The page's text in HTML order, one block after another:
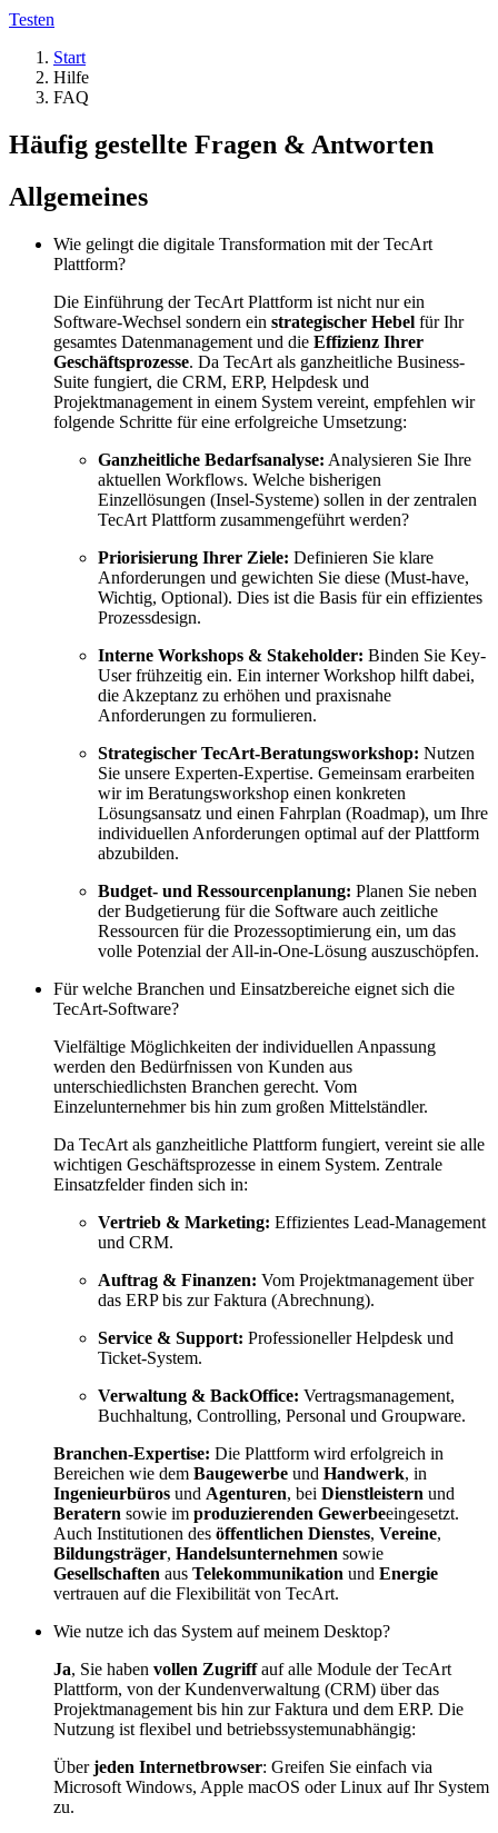
Testen
Start
Hilfe
FAQ
Häufig gestellte Fragen & Antworten
Allgemeines
Wie gelingt die digitale Transformation mit der TecArt
Plattform?
Die Einführung der TecArt Plattform ist nicht nur ein
Software-Wechsel sondern ein strategischer Hebel für Ihr
gesamtes Datenmanagement und die Effizienz Ihrer
Geschäftsprozesse. Da TecArt als ganzheitliche Business-
Suite fungiert, die CRM, ERP, Helpdesk und
Projektmanagement in einem System vereint, empfehlen wir
folgende Schritte für eine erfolgreiche Umsetzung:
Ganzheitliche Bedarfsanalyse: Analysieren Sie Ihre
aktuellen Workflows. Welche bisherigen
Einzellösungen (Insel-Systeme) sollen in der zentralen
TecArt Plattform zusammengeführt werden?
Priorisierung Ihrer Ziele: Definieren Sie klare
Anforderungen und gewichten Sie diese (Must-have,
Wichtig, Optional). Dies ist die Basis für ein effizientes
Prozessdesign.
Interne Workshops & Stakeholder: Binden Sie Key-
User frühzeitig ein. Ein interner Workshop hilft dabei,
die Akzeptanz zu erhöhen und praxisnahe
Anforderungen zu formulieren.
Strategischer TecArt-Beratungsworkshop: Nutzen
Sie unsere Experten-Expertise. Gemeinsam erarbeiten
wir im Beratungsworkshop einen konkreten
Lösungsansatz und einen Fahrplan (Roadmap), um Ihre
individuellen Anforderungen optimal auf der Plattform
abzubilden.
Budget- und Ressourcenplanung: Planen Sie neben
der Budgetierung für die Software auch zeitliche
Ressourcen für die Prozessoptimierung ein, um das
volle Potenzial der All-in-One-Lösung auszuschöpfen.
Für welche Branchen und Einsatzbereiche eignet sich die
TecArt-Software?
Vielfältige Möglichkeiten der individuellen Anpassung
werden den Bedürfnissen von Kunden aus
unterschiedlichsten Branchen gerecht. Vom
Einzelunternehmer bis hin zum großen Mittelständler.
Da TecArt als ganzheitliche Plattform fungiert, vereint sie alle
wichtigen Geschäftsprozesse in einem System. Zentrale
Einsatzfelder finden sich in:
Vertrieb & Marketing: Effizientes Lead-Management
und CRM.
Auftrag & Finanzen: Vom Projektmanagement über
das ERP bis zur Faktura (Abrechnung).
Service & Support: Professioneller Helpdesk und
Ticket-System.
Verwaltung & BackOffice: Vertragsmanagement,
Buchhaltung, Controlling, Personal und Groupware.
Branchen-Expertise: Die Plattform wird erfolgreich in
Bereichen wie dem Baugewerbe und Handwerk, in
Ingenieurbüros und Agenturen, bei Dienstleistern und
Beratern sowie im produzierenden Gewerbeeingesetzt.
Auch Institutionen des öffentlichen Dienstes, Vereine,
Bildungsträger, Handelsunternehmen sowie
Gesellschaften aus Telekommunikation und Energie
vertrauen auf die Flexibilität von TecArt.
Wie nutze ich das System auf meinem Desktop?
Ja, Sie haben vollen Zugriffauf alle Module der TecArt
Plattform, von der Kundenverwaltung (CRM) über das
Projektmanagement bis hin zur Faktura und dem ERP. Die
Nutzung ist flexibel und betriebssystemunabhängig:
Überjeden Internetbrowser: Greifen Sie einfach via
Microsoft Windows, Apple macOS oder Linux auf Ihr System
zu.